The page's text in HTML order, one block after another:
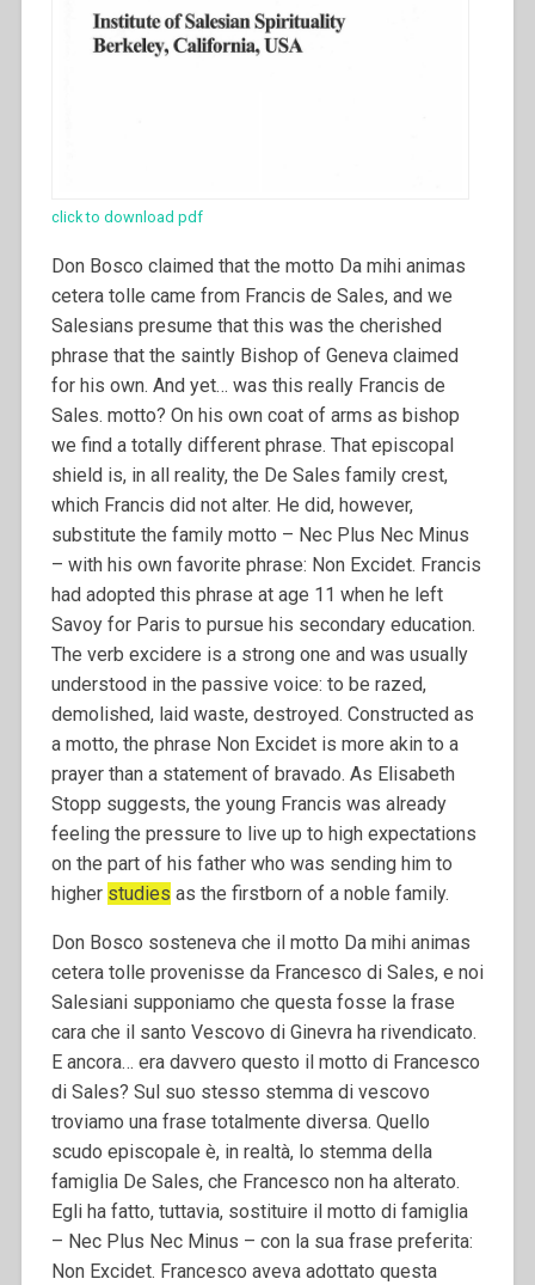
click to download pdf
Don Bosco claimed that the motto Da mihi animas
cetera tolle came from Francis de Sales, and we
Salesians presume that this was the cherished
phrase that the saintly Bishop of Geneva claimed
for his own. And yet… was this really Francis de
Sales. motto? On his own coat of arms as bishop
we find a totally different phrase. That episcopal
shield is, in all reality, the De Sales family crest,
which Francis did not alter. He did, however,
substitute the family motto – Nec Plus Nec Minus
– with his own favorite phrase: Non Excidet. Francis
had adopted this phrase at age 11 when he left
Savoy for Paris to pursue his secondary education.
The verb excidere is a strong one and was usually
understood in the passive voice: to be razed,
demolished, laid waste, destroyed. Constructed as
a motto, the phrase Non Excidet is more akin to a
prayer than a statement of bravado. As Elisabeth
Stopp suggests, the young Francis was already
feeling the pressure to live up to high expectations
on the part of his father who was sending him to
higher studies as the firstborn of a noble family.
Don Bosco sosteneva che il motto Da mihi animas
cetera tolle provenisse da Francesco di Sales, e noi
Salesiani supponiamo che questa fosse la frase
cara che il santo Vescovo di Ginevra ha rivendicato.
E ancora… era davvero questo il motto di Francesco
di Sales? Sul suo stesso stemma di vescovo
troviamo una frase totalmente diversa. Quello
scudo episcopale è, in realtà, lo stemma della
famiglia De Sales, che Francesco non ha alterato.
Egli ha fatto, tuttavia, sostituire il motto di famiglia
– Nec Plus Nec Minus – con la sua frase preferita:
Non Excidet. Francesco aveva adottato questa